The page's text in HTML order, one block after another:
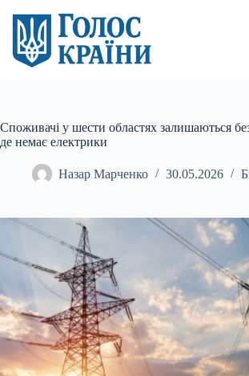
вмісту
Споживачі у шести областях залишаються
де немає електрики
Назар Марченко 30.05.2026